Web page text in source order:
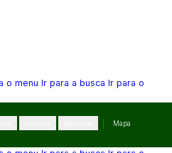
o menu Ir para a busca Ir para o
Mapa